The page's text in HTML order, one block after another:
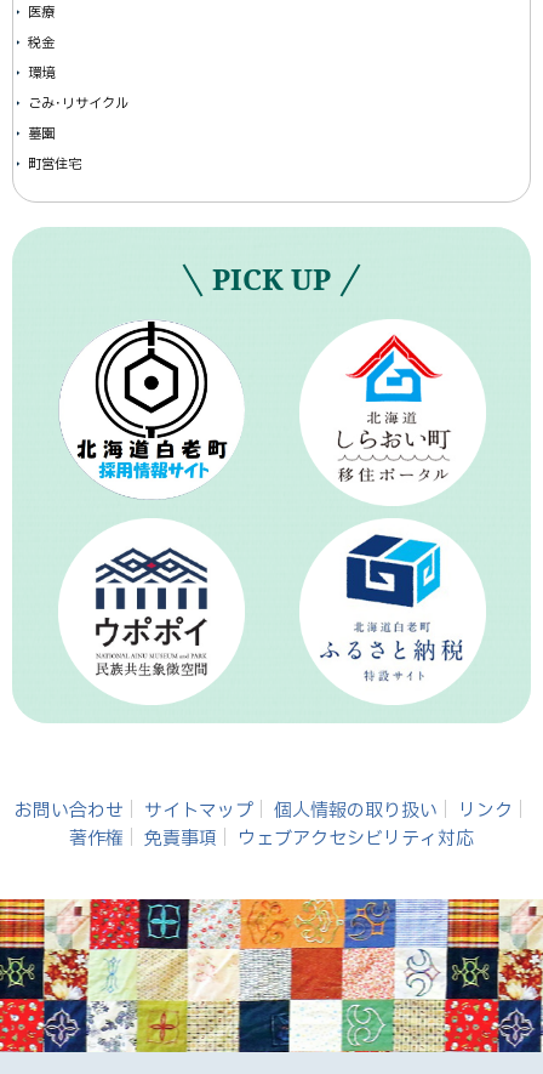
医療
税金
環境
ごみ･リサイクル
墓園
町営住宅
PICK UP
お問い合わせ サイトマップ 個人情報の取り扱い
リンク
著作権
免責事項 ウェブアクセシビリティ対応